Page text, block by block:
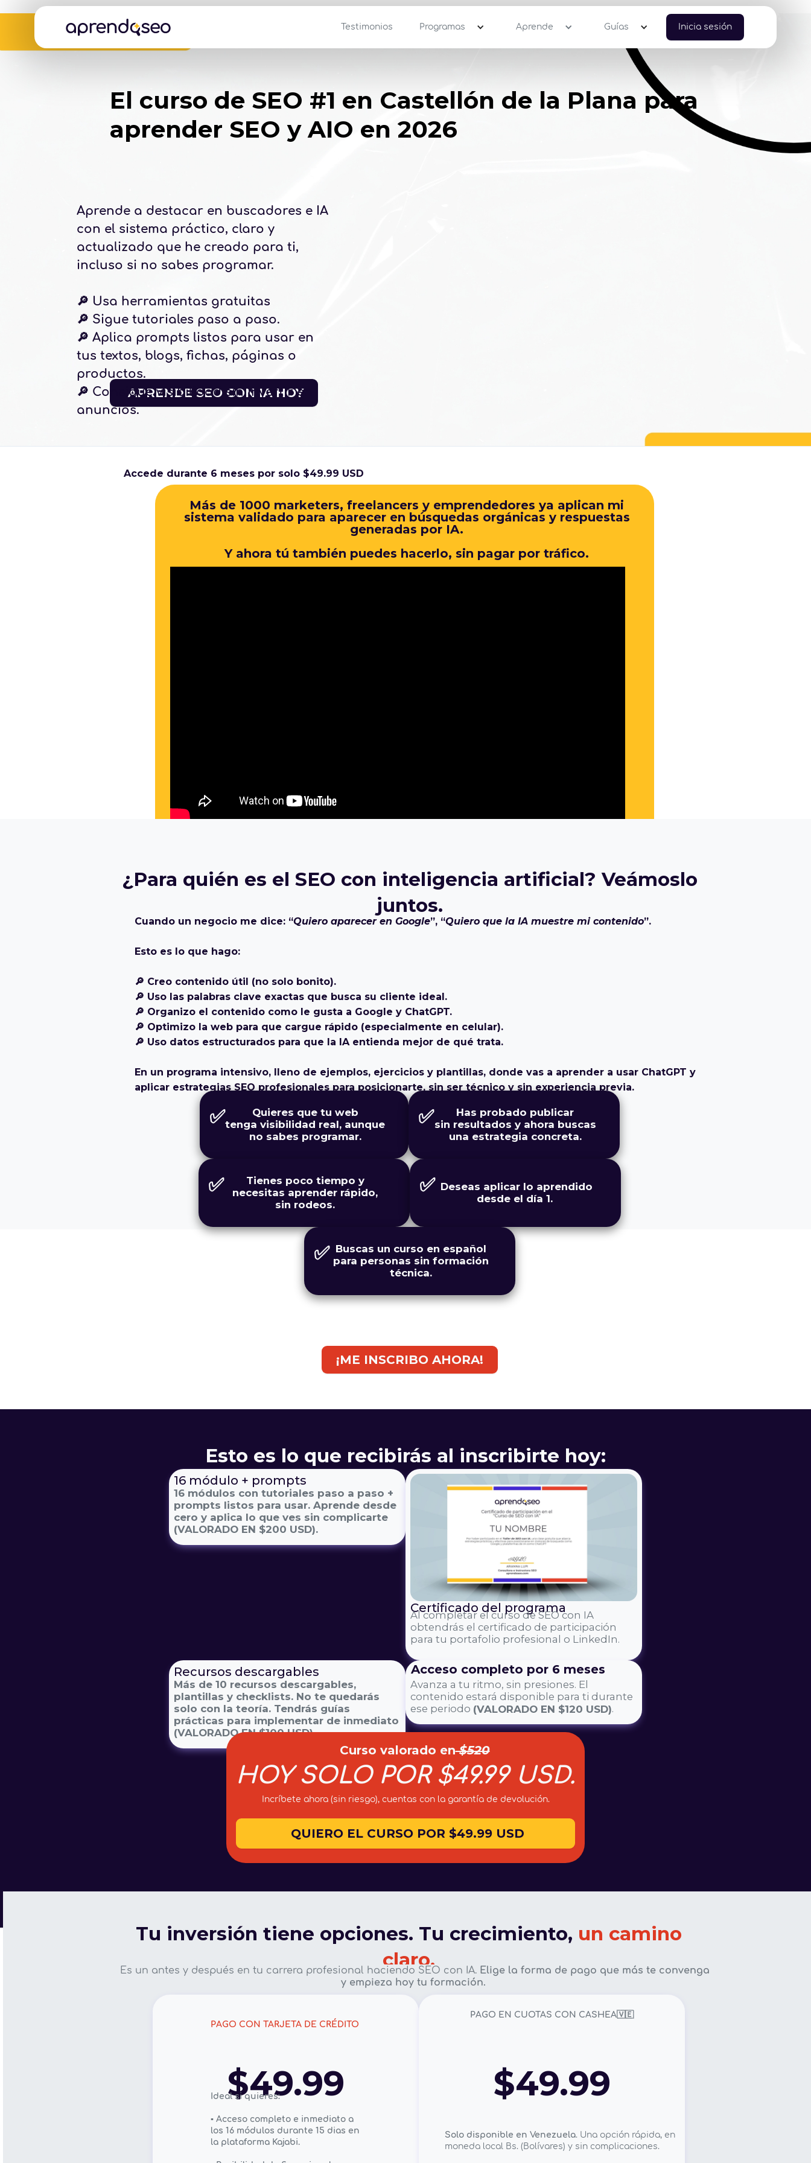
Testimonios Programas Aprende Guías Inicia sesión
El curso de SEO #1 en Castellón de la Plana para
aprender SEO y AIO en 2026
Aprende a destacar en buscadores e IA
con el sistema práctico, claro y
actualizado que he creado para ti,
incluso si no sabes programar.
🔎 Usa herramientas gratuitas
🔎 Sigue tutoriales paso a paso.
🔎 Aplica prompts listos para usar en
tus textos, blogs, fichas, páginas o
productos.
🔎 Consigue visibilidad sin invertir en
anuncios.
Accede durante 6 meses por solo $49.99 USD
APRENDE SEO CON IA HOY
Más de 1000 marketers, freelancers y emprendedores ya aplican mi
sistema validado para aparecer en búsquedas orgánicas y respuestas
generadas por IA.
Y ahora tú también puedes hacerlo, sin pagar por tráfico.
Cuando un negocio me dice: “Quiero aparecer en Google”, “Quiero que la IA muestre mi contenido”.
Esto es lo que hago:
🔎 Creo contenido útil (no solo bonito).
🔎 Uso las palabras clave exactas que busca su cliente ideal.
🔎 Organizo el contenido como le gusta a Google y ChatGPT.
🔎 Optimizo la web para que cargue rápido (especialmente en celular).
🔎 Uso datos estructurados para que la IA entienda mejor de qué trata.
En un programa intensivo, lleno de ejemplos, ejercicios y plantillas, donde vas a aprender a usar ChatGPT y
aplicar estrategias SEO profesionales para posicionarte, sin ser técnico y sin experiencia previa.
¿Para quién es el SEO con inteligencia artificial? Veámoslo
juntos.
✅
Quieres que tu web
tenga visibilidad real, aunque
no sabes programar.
✅
Has probado publicar
sin resultados y ahora buscas
una estrategia concreta.
✅
Tienes poco tiempo y
necesitas aprender rápido,
sin rodeos.
✅ Deseas aplicar lo aprendido
desde el día 1.
✅ Buscas un curso en español
para personas sin formación
técnica.
¡ME INSCRIBO AHORA!
Esto es lo que recibirás al inscribirte hoy:
16 módulo + prompts
16 módulos con tutoriales paso a paso +
prompts listos para usar. Aprende desde
cero y aplica lo que ves sin complicarte
(VALORADO EN $200 USD).
Certificado del programa
Al completar el curso de SEO con IA
obtendrás el certificado de participación
para tu portafolio profesional o LinkedIn.
Recursos descargables
Más de 10 recursos descargables,
plantillas y checklists. No te quedarás
solo con la teoría. Tendrás guías
prácticas para implementar de inmediato
(VALORADO EN $100 USD).
Acceso completo por 6 meses
Avanza a tu ritmo, sin presiones. El
contenido estará disponible para ti durante
ese periodo (VALORADO EN $120 USD).
Curso valorado en$520
HOY SOLO POR $49.99 USD.
Incríbete ahora (sin riesgo), cuentas con la garantía de devolución.
QUIERO EL CURSO POR $49.99 USD
Tu inversión tiene opciones. Tu crecimiento, un camino
claro.
Es un antes y después en tu carrera profesional haciendo SEO con IA.Elige la forma de pago que más te convenga
y empieza hoy tu formación.
PAGO CON TARJETA DE CRÉDITO
$49.99
Ideal si quieres:
▪️ Acceso completo e inmediato a
los 16 módulos durante 15 dias en
la plataforma Kajabi.
PAGO EN CUOTAS CON CASHEA🇻🇪
$49.99
Solo disponible en Venezuela. Una opción rápida, en
moneda local Bs. (Bolívares) y sin complicaciones.